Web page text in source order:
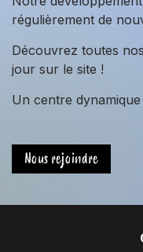
régulièrement de
Découvrez toutes
jour sur le site !
Un centre
Nous rejoindre